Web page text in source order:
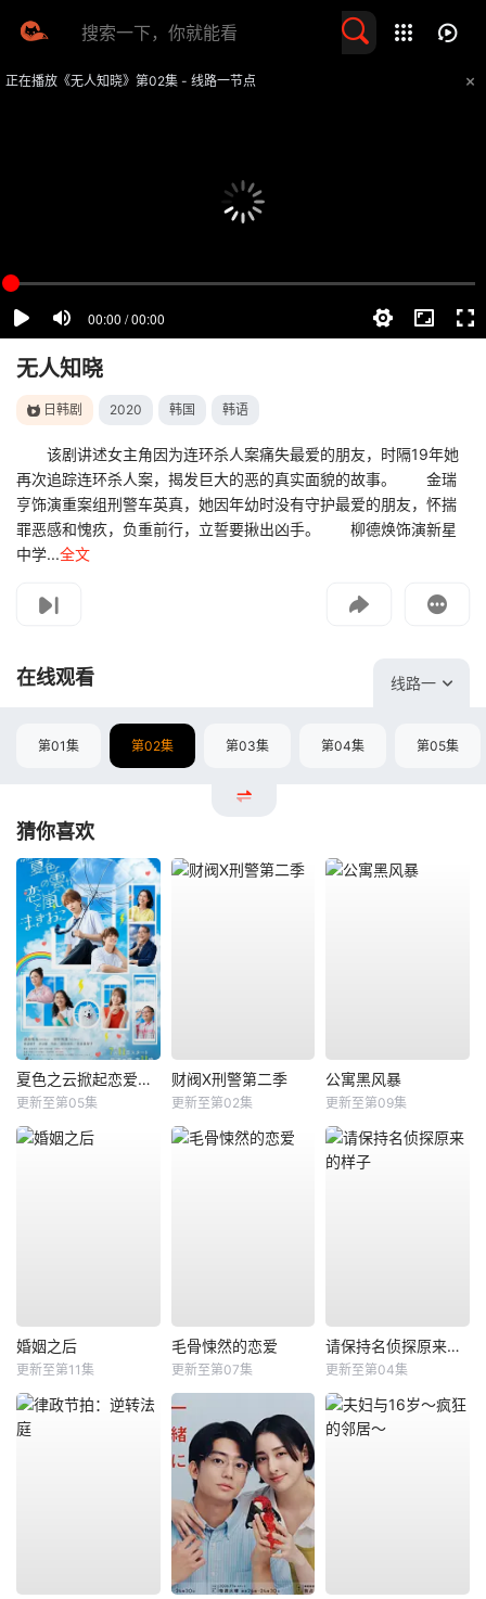
正在播放《无人知晓》第02集 - 线路一节点
无人知晓
日韩剧 2020 韩国 韩语
该剧讲述女主角因为连环杀人案痛失最爱的朋友，时隔19年她
再次追踪连环杀人案，揭发巨大的恶的真实面貌的故事。 金瑞
亨饰演重案组刑警车英真，她因年幼时没有守护最爱的朋友，怀揣
罪恶感和愧疚，负重前行，立誓要揪出凶手。 柳德焕饰演新星
中学...全文
如遇无法播放请提交给我们
在线观看 线路一
第01集 第02集 第03集 第04集 第05集
猜你喜欢
夏色之云掀起恋爱与风暴
更新至第05集
财阀X刑警第二季
更新至第02集
公寓黑风暴
更新至第09集
婚姻之后
更新至第11集
毛骨悚然的恋爱
更新至第07集
请保持名侦探原来的样子
更新至第04集